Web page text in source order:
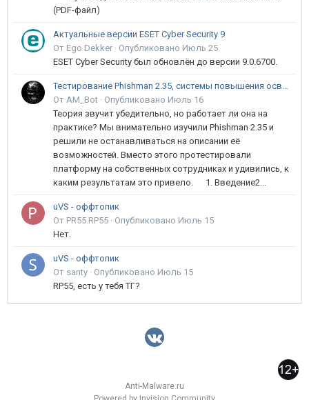
(PDF-файл)
Актуальные версии ESET Cyber Security 9
От Ego Dekker · Опубликовано Июль 25
ESET Cyber Security был обновлён до версии 9.0.6700.
Тестирование Phishman 2.35, системы повышения осведомлённости пользователей в сфере ИБ
От AM_Bot · Опубликовано Июль 16
Теория звучит убедительно, но работает ли она на
практике? Мы внимательно изучили Phishman 2.35 и
решили не останавливаться на описании её
возможностей. Вместо этого протестировали
платформу на собственных сотрудниках и удивились, к
каким результатам это привело. 1. Введение2...
uVS - оффтопик
От PR55.RP55 · Опубликовано Июль 15
Нет.
uVS - оффтопик
От santy · Опубликовано Июль 15
RP55, есть у тебя ТГ?
Anti-Malware.ru